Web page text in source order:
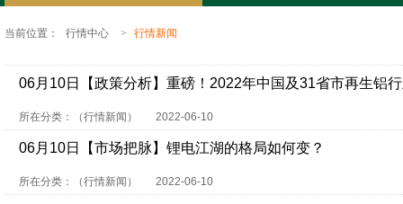
当前位置： 行情中心 > 行情新闻
06月10日【政策分析】重磅！2022年中国及31省市再生铝
解读
所在分类：（行情新闻） 2022-06-10
06月10日【市场把脉】锂电江湖的格局如何变？
所在分类：（行情新闻） 2022-06-10